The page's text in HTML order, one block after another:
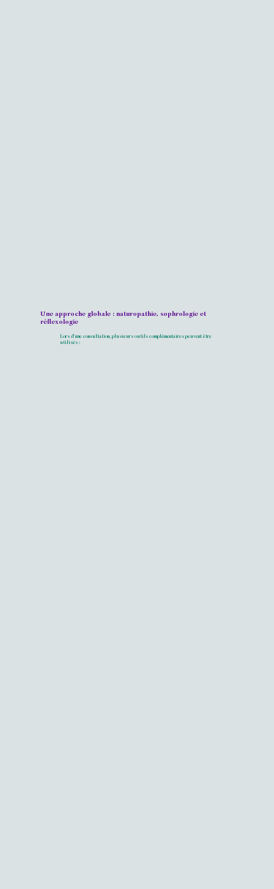
Une approche globale : naturopathie, sophrologie et
réflexologie
Lors d’une consultation, plusieurs outils complémentaires peuvent être
utilisés :